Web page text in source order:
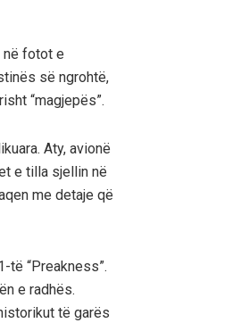
në fotot e
së ngrohtë,
“magjepës”.
Aty, avionë
e tilla sjellin në
me detaje që
të “Preakness”.
e radhës.
të garës